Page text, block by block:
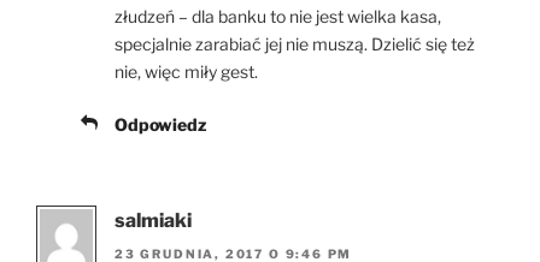
złudzeń – dla banku to nie jest wielka kasa,
specjalnie zarabiać jej nie muszą. Dzielić się też
nie, więc miły gest.
Odpowiedz
salmiaki
23 GRUDNIA, 2017 O 9:46 PM